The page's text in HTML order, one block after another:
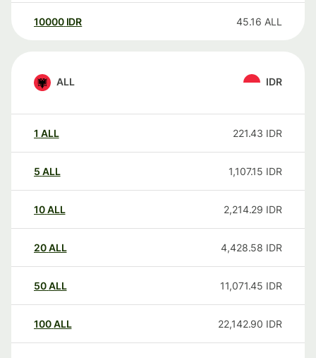
10000 IDR 45.16 ALL
ALL IDR
1 ALL 221.43 IDR
5 ALL 1,107.15 IDR
10ALL 2,214.29 IDR
20ALL 4,428.58 IDR
50ALL 11,071.45 IDR
100ALL 22,142.90 IDR